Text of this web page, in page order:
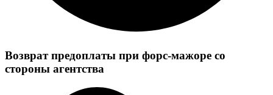
Возврат предоплаты при форс-мажоре со
стороны агентства